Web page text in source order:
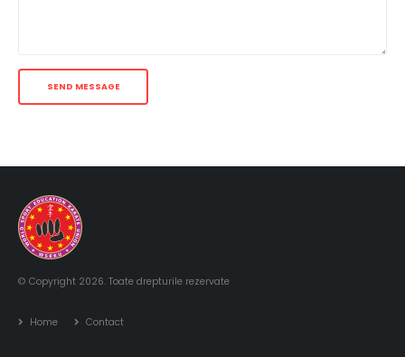
© Copyright 2026. Toate drepturile rezervate
Home Contact